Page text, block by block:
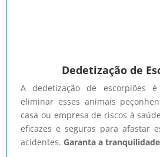
Dedetização de
A dedetização de escorpiões
eliminar esses animais
casa ou empresa de riscos à
eficazes e seguras para afastar
acidentes. Garanta a